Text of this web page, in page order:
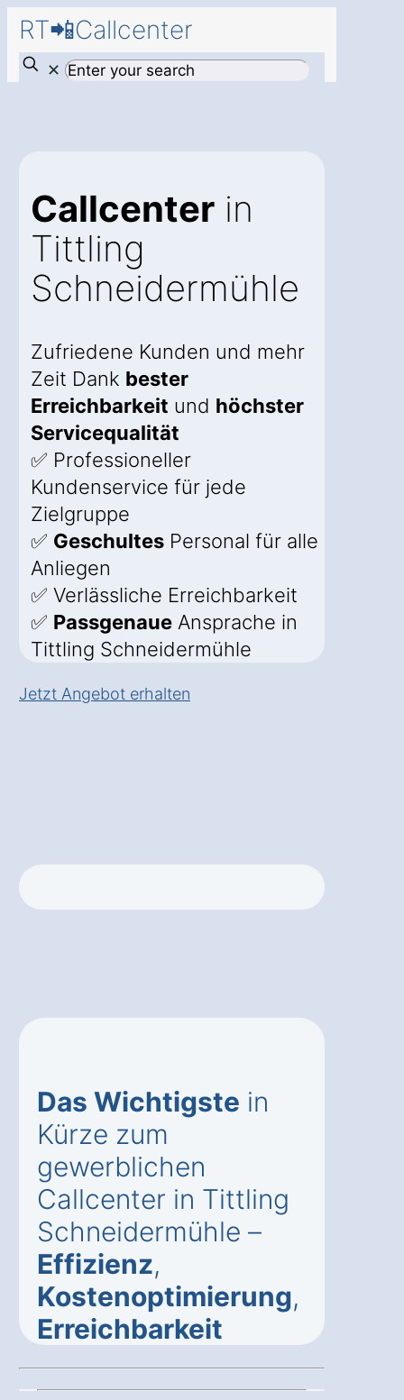
RT📲Callcenter
✕
Callcenter in
Tittling
Schneidermühle
Zufriedene Kunden und mehr
Zeit Dank bester
Erreichbarkeit und höchster
Servicequalität
✅ Professioneller
Kundenservice für jede
Zielgruppe
✅ Geschultes Personal für alle
Anliegen
✅ Verlässliche Erreichbarkeit
✅ Passgenaue Ansprache in
Tittling Schneidermühle
Jetzt Angebot erhalten
Das Wichtigste in
Kürze zum
gewerblichen
Callcenter in Tittling
Schneidermühle –
Effizienz,
Kostenoptimierung,
Erreichbarkeit